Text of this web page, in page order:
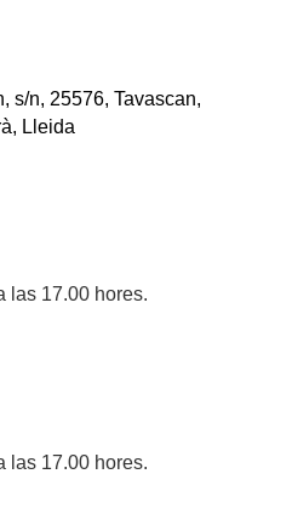
s/n, 25576, Tavascan,
Lleida
las 17.00 hores.
las 17.00 hores.